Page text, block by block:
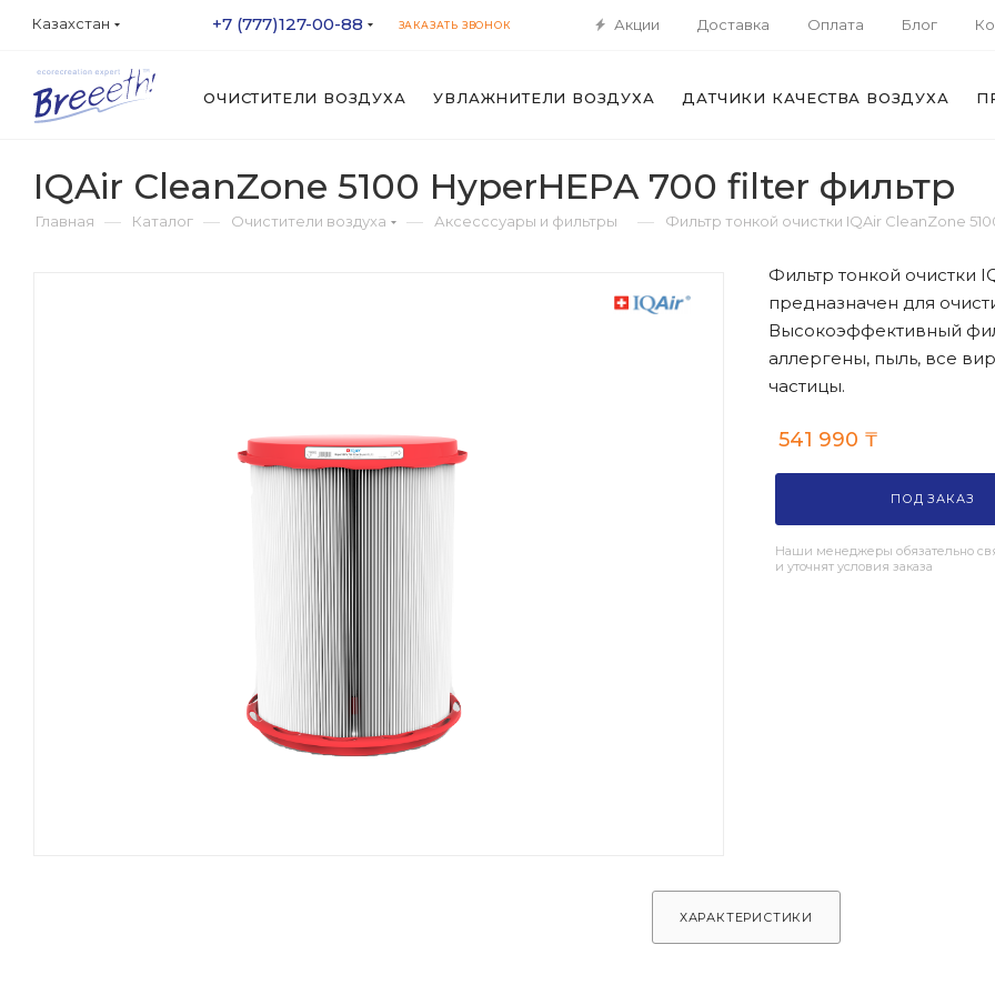
Казахстан +7 (777)127-00-88 ЗАКАЗАТЬ ЗВОНОК Акции Доставка Оплата Блог
ОЧИСТИТЕЛИ ВОЗДУХА УВЛАЖНИТЕЛИ ВОЗДУХА ДАТЧИКИ КАЧЕСТВА ВОЗДУХА
IQAir CleanZone 5100 HyperHEPA 700 filter фильтр
Главная — Каталог — Очистители воздуха — Аксесссуары и фильтры — Фильтр тонкой очистки IQAir CleanZone
Фильтр тонкой очистки
предназначен для
Высокоэффективный
аллергены, пыль, все
частицы.
541 990 ₸
ПОД ЗАКАЗ
Наши менеджеры обязательно
и уточнят условия заказа
ХАРАКТЕРИСТИКИ